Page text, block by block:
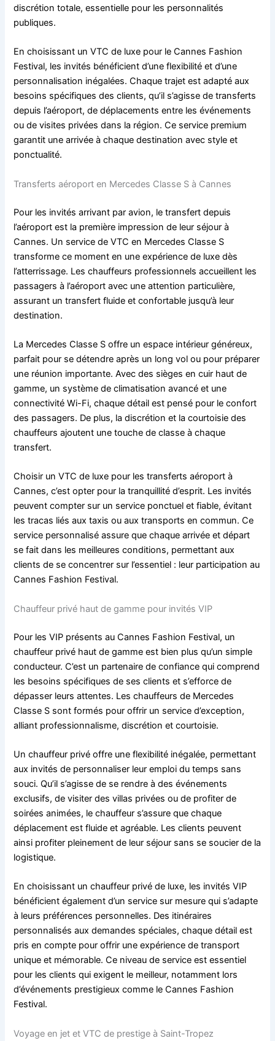
discrétion totale, essentielle pour les personnalités
publiques.
En choisissant un VTC de luxe pour le Cannes Fashion
Festival, les invités bénéficient d’une flexibilité et d’une
personnalisation inégalées. Chaque trajet est adapté aux
besoins spécifiques des clients, qu’il s’agisse de transferts
depuis l’aéroport, de déplacements entre les événements
ou de visites privées dans la région. Ce service premium
garantit une arrivée à chaque destination avec style et
ponctualité.
Transferts aéroport en Mercedes Classe S à Cannes
Pour les invités arrivant par avion, le transfert depuis
l’aéroport est la première impression de leur séjour à
Cannes. Un service de VTC en Mercedes Classe S
transforme ce moment en une expérience de luxe dès
l’atterrissage. Les chauffeurs professionnels accueillent les
passagers à l’aéroport avec une attention particulière,
assurant un transfert fluide et confortable jusqu’à leur
destination.
La Mercedes Classe S offre un espace intérieur généreux,
parfait pour se détendre après un long vol ou pour préparer
une réunion importante. Avec des sièges en cuir haut de
gamme, un système de climatisation avancé et une
connectivité Wi-Fi, chaque détail est pensé pour le confort
des passagers. De plus, la discrétion et la courtoisie des
chauffeurs ajoutent une touche de classe à chaque
transfert.
Choisir un VTC de luxe pour les transferts aéroport à
Cannes, c’est opter pour la tranquillité d’esprit. Les invités
peuvent compter sur un service ponctuel et fiable, évitant
les tracas liés aux taxis ou aux transports en commun. Ce
service personnalisé assure que chaque arrivée et départ
se fait dans les meilleures conditions, permettant aux
clients de se concentrer sur l’essentiel : leur participation au
Cannes Fashion Festival.
Chauffeur privé haut de gamme pour invités VIP
Pour les VIP présents au Cannes Fashion Festival, un
chauffeur privé haut de gamme est bien plus qu’un simple
conducteur. C’est un partenaire de confiance qui comprend
les besoins spécifiques de ses clients et s’efforce de
dépasser leurs attentes. Les chauffeurs de Mercedes
Classe S sont formés pour offrir un service d’exception,
alliant professionnalisme, discrétion et courtoisie.
Un chauffeur privé offre une flexibilité inégalée, permettant
aux invités de personnaliser leur emploi du temps sans
souci. Qu’il s’agisse de se rendre à des événements
exclusifs, de visiter des villas privées ou de profiter de
soirées animées, le chauffeur s’assure que chaque
déplacement est fluide et agréable. Les clients peuvent
ainsi profiter pleinement de leur séjour sans se soucier de la
logistique.
En choisissant un chauffeur privé de luxe, les invités VIP
bénéficient également d’un service sur mesure qui s’adapte
à leurs préférences personnelles. Des itinéraires
personnalisés aux demandes spéciales, chaque détail est
pris en compte pour offrir une expérience de transport
unique et mémorable. Ce niveau de service est essentiel
pour les clients qui exigent le meilleur, notamment lors
d’événements prestigieux comme le Cannes Fashion
Festival.
Voyage en jet et VTC de prestige à Saint-Tropez